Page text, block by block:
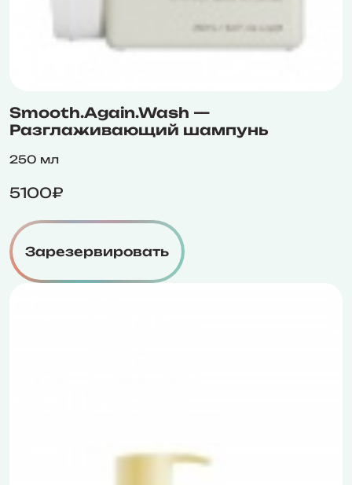
Smooth.Again.Wash —
Разглаживающий шампунь
250 мл
5100₽
Зарезервировать